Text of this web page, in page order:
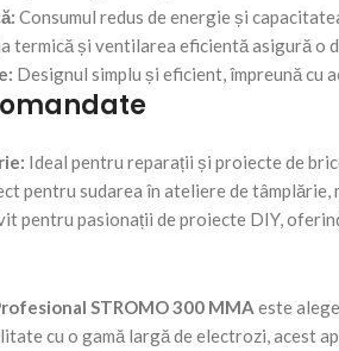
Consumul redus de energie și
termică și ventilarea eficientă asigură o
Designul simplu și eficient, împreună cu
Ideal pentru reparații și proiecte de
pentru sudarea în ateliere de
pentru pasionații de proiecte DIY,
STROMO 300 MMA este
cu o gamă largă de electrozi, acest